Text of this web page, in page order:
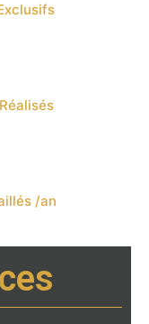
/an